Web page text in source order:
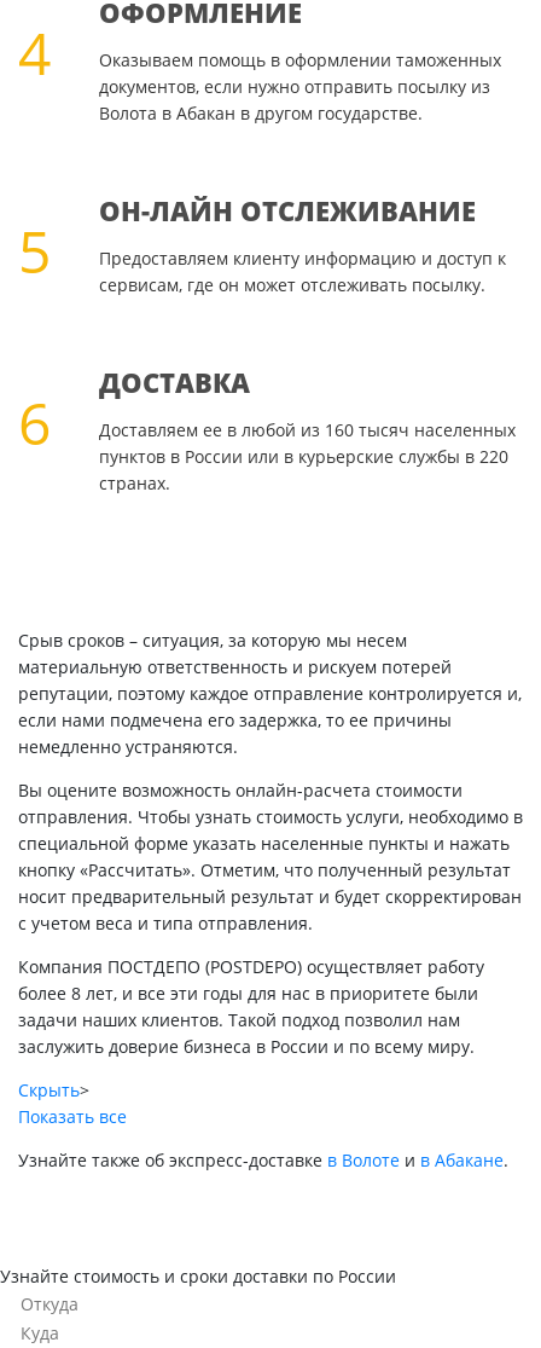
4
ОФОРМЛЕНИЕ
Оказываем помощь в оформлении таможенных
документов, если нужно отправить посылку из
Волота в Абакан в другом государстве.
5
ОН-ЛАЙН ОТСЛЕЖИВАНИЕ
Предоставляем клиенту информацию и доступ к
сервисам, где он может отслеживать посылку.
6
ДОСТАВКА
Доставляем ее в любой из 160 тысяч населенных
пунктов в России или в курьерские службы в 220
странах.
Срыв сроков – ситуация, за которую мы несем
материальную ответственность и рискуем потерей
репутации, поэтому каждое отправление контролируется и,
если нами подмечена его задержка, то ее причины
немедленно устраняются.
Вы оцените возможность онлайн-расчета стоимости
отправления. Чтобы узнать стоимость услуги, необходимо в
специальной форме указать населенные пункты и нажать
кнопку «Рассчитать». Отметим, что полученный результат
носит предварительный результат и будет скорректирован
с учетом веса и типа отправления.
Компания ПОСТДЕПО (POSTDEPO) осуществляет работу
более 8 лет, и все эти годы для нас в приоритете были
задачи наших клиентов. Такой подход позволил нам
заслужить доверие бизнеса в России и по всему миру.
Скрыть>
Показать все
Узнайте также об экспресс-доставке в Волоте и в Абакане.
Узнайте стоимость и сроки доставки по России